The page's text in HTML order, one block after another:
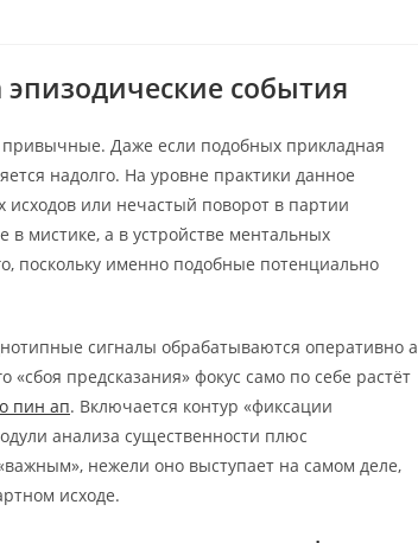
события
Даже если подобных прикладная
надолго. На уровне практики данное
исходов или нечастый поворот в партии
мистике, а в устройстве ментальных
поскольку именно подобные потенциально
сигналы обрабатываются оперативно а
предсказания» фокус само по себе растёт
пин ап. Включается контур «фиксации
анализа существенности плюс
нежели оно выступает на самом деле,
исходе.